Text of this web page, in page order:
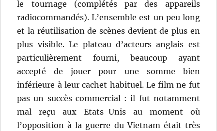
le tournage (complétés par des appareils
radiocommandés). L’ensemble est un peu long
et la réutilisation de scènes devient de plus en
plus visible. Le plateau d’acteurs anglais est
particulièrement fourni, beaucoup ayant
accepté de jouer pour une somme bien
inférieure à leur cachet habituel. Le film ne fut
pas un succès commercial : il fut notamment
mal reçu aux Etats-Unis au moment où
l’opposition à la guerre du Vietnam était très